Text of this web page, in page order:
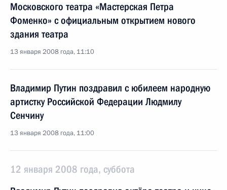
Московского театра «Мастерская Петра
Фоменко» с официальным открытием нового
здания театра
13 января 2008 года, 11:10
Владимир Путин поздравил с юбилеем народную
артистку Российской Федерации Людмилу
Сенчину
13 января 2008 года, 11:00
12 января 2008 года, суббота